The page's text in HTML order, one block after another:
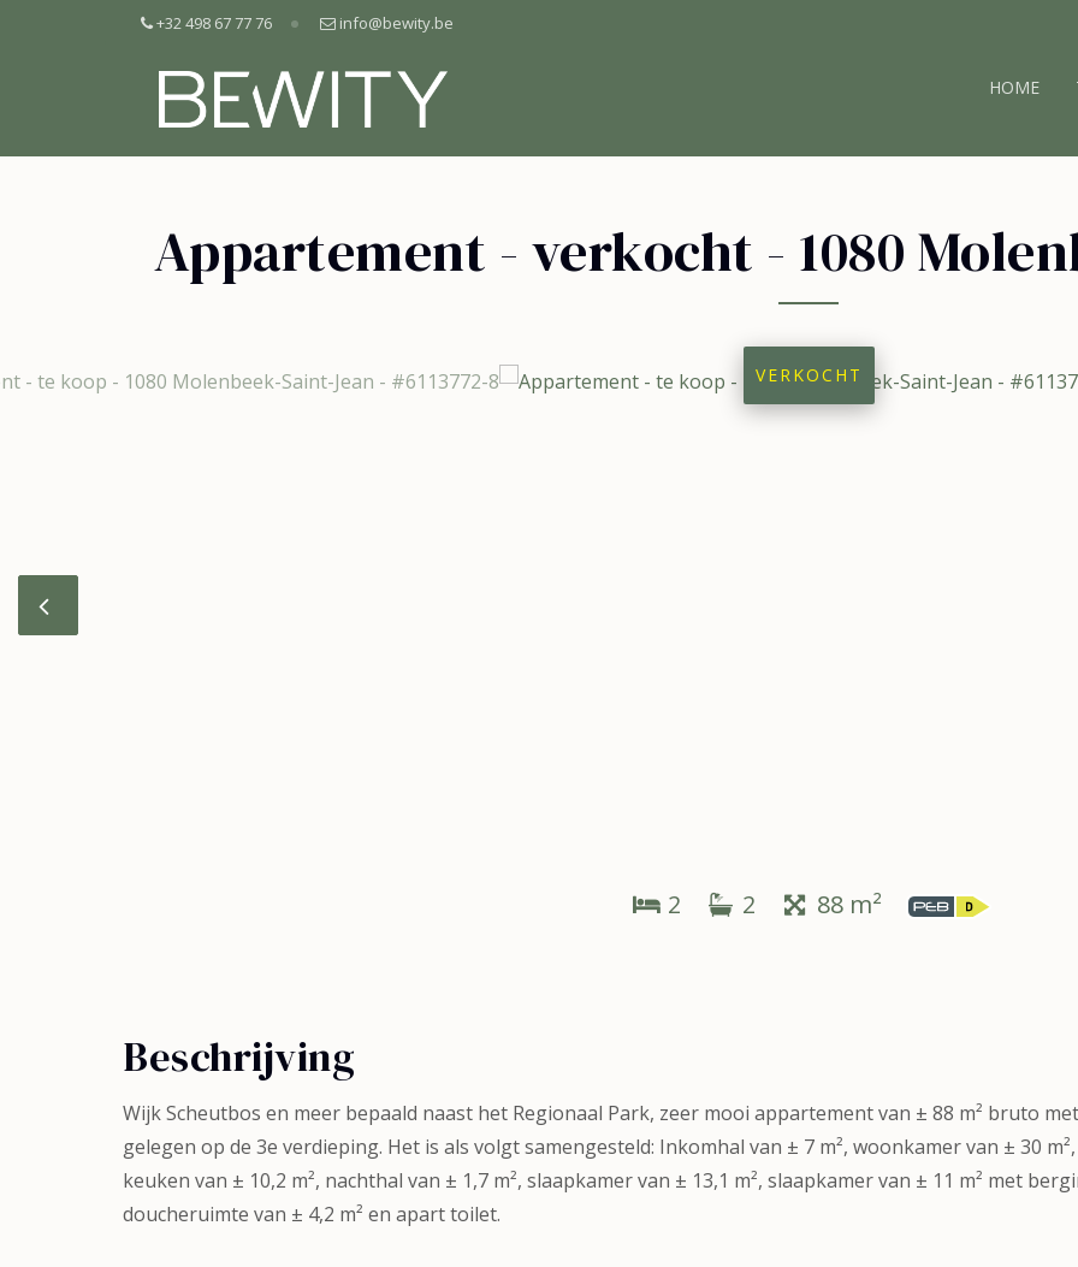
+32 498 67 77 76 info@bewity.be
HOME
Appartement - verkocht - 1080
VERKOCHT
2 2 88 m²
Beschrijving
Wijk Scheutbos en meer bepaald naast het Regionaal Park, zeer mooi appartement van ± 88 m² bruto
gelegen op de 3e verdieping. Het is als volgt samengesteld: Inkomhal van ± 7 m², woonkamer van ± 30 m²,
keuken van ± 10,2 m², nachthal van ± 1,7 m², slaapkamer van ± 13,1 m², slaapkamer van ± 11 m² met
doucheruimte van ± 4,2 m² en apart toilet.